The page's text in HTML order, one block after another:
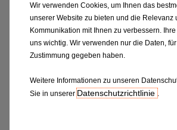
Wir verwenden Cookies, um Ihnen das
unserer Website zu bieten und die Relevanz
Kommunikation mit Ihnen zu verbessern.
uns wichtig. Wir verwenden nur die Daten,
Zustimmung gegeben haben.
Weitere Informationen zu unseren
Sie in unsererDatenschutzrichtlinie .